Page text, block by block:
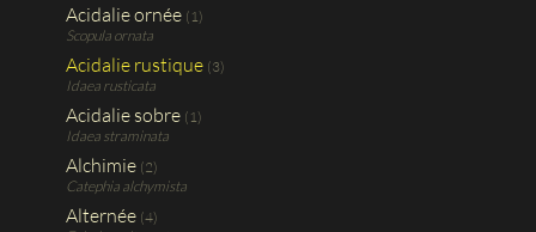
Acidalie ornée (1)
Scopula ornata
Acidalie rustique (3)
Idaea rusticata
Acidalie sobre (1)
Idaea straminata
Alchimie (2)
Catephia alchymista
Alternée (4)